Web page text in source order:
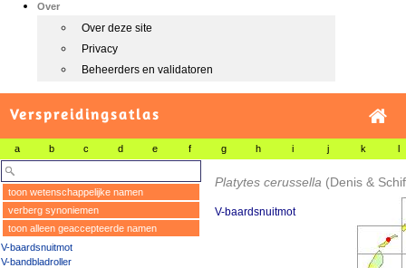
Over
Over deze site
Privacy
Beheerders en validatoren
Verspreidingsatlas
a b c d e f g h i j k l
toon wetenschappelijke namen
verberg synoniemen
toon alleen geaccepteerde namen
V-baardsnuitmot
V-bandbladroller
Platytes cerussella (Denis &
V-baardsnuitmot